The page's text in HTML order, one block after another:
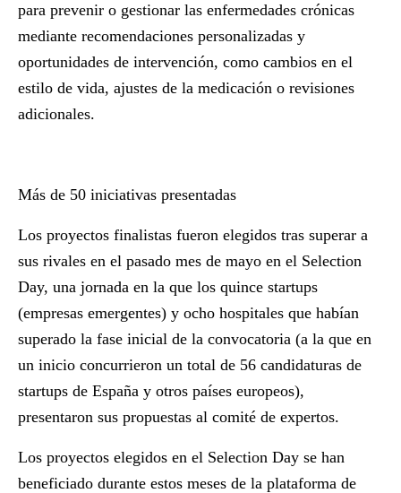
para prevenir o gestionar las enfermedades crónicas
mediante recomendaciones personalizadas y
oportunidades de intervención, como cambios en el
estilo de vida, ajustes de la medicación o revisiones
adicionales.
Más de 50 iniciativas presentadas
Los proyectos finalistas fueron elegidos tras superar a
sus rivales en el pasado mes de mayo en el Selection
Day, una jornada en la que los quince startups
(empresas emergentes) y ocho hospitales que habían
superado la fase inicial de la convocatoria (a la que en
un inicio concurrieron un total de 56 candidaturas de
startups de España y otros países europeos),
presentaron sus propuestas al comité de expertos.
Los proyectos elegidos en el Selection Day se han
beneficiado durante estos meses de la plataforma de